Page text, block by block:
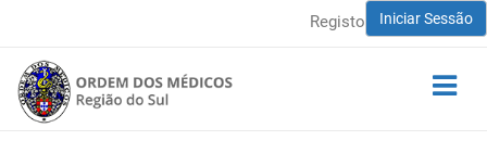
Iniciar Sessão
Registo